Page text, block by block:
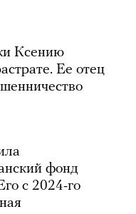
Ксению
Ее отец
фонд
с 2024-го